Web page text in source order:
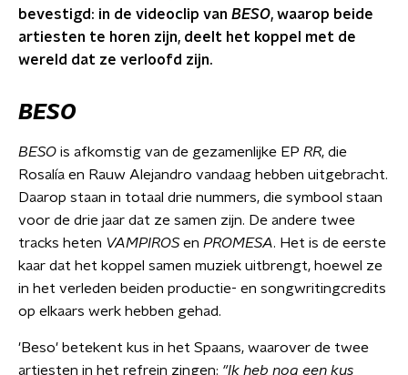
bevestigd: in de videoclip van BESO, waarop beide
artiesten te horen zijn, deelt het koppel met de
wereld dat ze verloofd zijn.
BESO
BESO is afkomstig van de gezamenlijke EP RR, die
Rosalía en Rauw Alejandro vandaag hebben uitgebracht.
Daarop staan in totaal drie nummers, die symbool staan
voor de drie jaar dat ze samen zijn. De andere twee
tracks heten VAMPIROSen PROMESA. Het is de eerste
kaar dat het koppel samen muziek uitbrengt, hoewel ze
in het verleden beiden productie- en songwritingcredits
op elkaars werk hebben gehad.
'Beso' betekent kus in het Spaans, waarover de twee
artiesten in het refrein zingen: "Ik heb nog een kus